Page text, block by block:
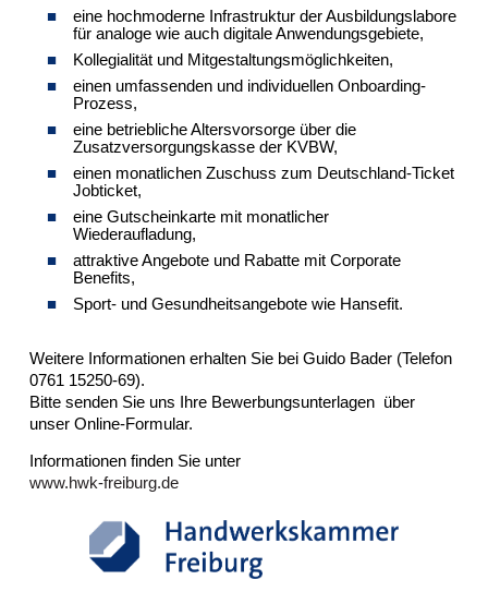
eine hochmoderne Infrastruktur der Ausbildungslabore
für analoge wie auch digitale Anwendungsgebiete,
Kollegialität und Mitgestaltungsmöglichkeiten,
einen umfassenden und individuellen Onboarding-
Prozess,
eine betriebliche Altersvorsorge über die
Zusatzversorgungskasse der KVBW,
einen monatlichen Zuschuss zum Deutschland-Ticket
Jobticket,
eine Gutscheinkarte mit monatlicher
Wiederaufladung,
attraktive Angebote und Rabatte mit Corporate
Benefits,
Sport- und Gesundheitsangebote wie Hansefit.
Weitere Informationen erhalten Sie bei Guido Bader (Telefon
0761 15250-69).
Bitte senden Sie uns Ihre Bewerbungsunterlagen über
unser Online-Formular.
Informationen finden Sie unter
www.hwk-freiburg.de